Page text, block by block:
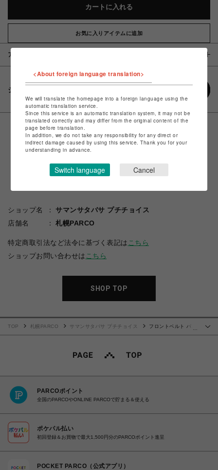
カートに入れる
お気に入りアイテムに追加
アイテム説明 / 素材
シェアする
ショップ名
サマンサタバサ プチチョイス
店舗名
札幌PARCO
特定商取引法など法令に基づく表記は こちら
ショップお問い合わせは こちら
SHOP TOP
…
TOP 札幌PARCO サマンサタバサ プチチョイス
フロントベルト パス
PARCOポイント
全国のPARCOやONLINE PARCOで貯まる＆使える
ポケパル払い
初回登録＆お買物で最大1,500円分のPARCOポイント進呈
POCKET PARCO（公式アプリ）
<About foreign language translation>
We will translate the homepage into a foreign language using the
automatic translation service.
Since this service is an automatic translation system, it may not be
translated correctly and may differ from the original content of the
page before translation.
In addition, we do not take any responsibility for any direct or
indirect damage caused by using this service. Thank you for your
understanding in advance.
Switch language Cancel